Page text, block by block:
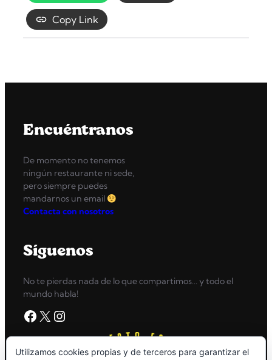
Copy Link
Encuéntranos
De momento no tenemos
ningún restaurante ni sede,
pero siempre puedes
mandarnos un email
Contacta con nosotros
Síguenos
No te pierdas nada de lo que compartimos… y todo el
mundo habla!
Facebook X Instagram
Utilizamos cookies propias y de terceros para garantizar el